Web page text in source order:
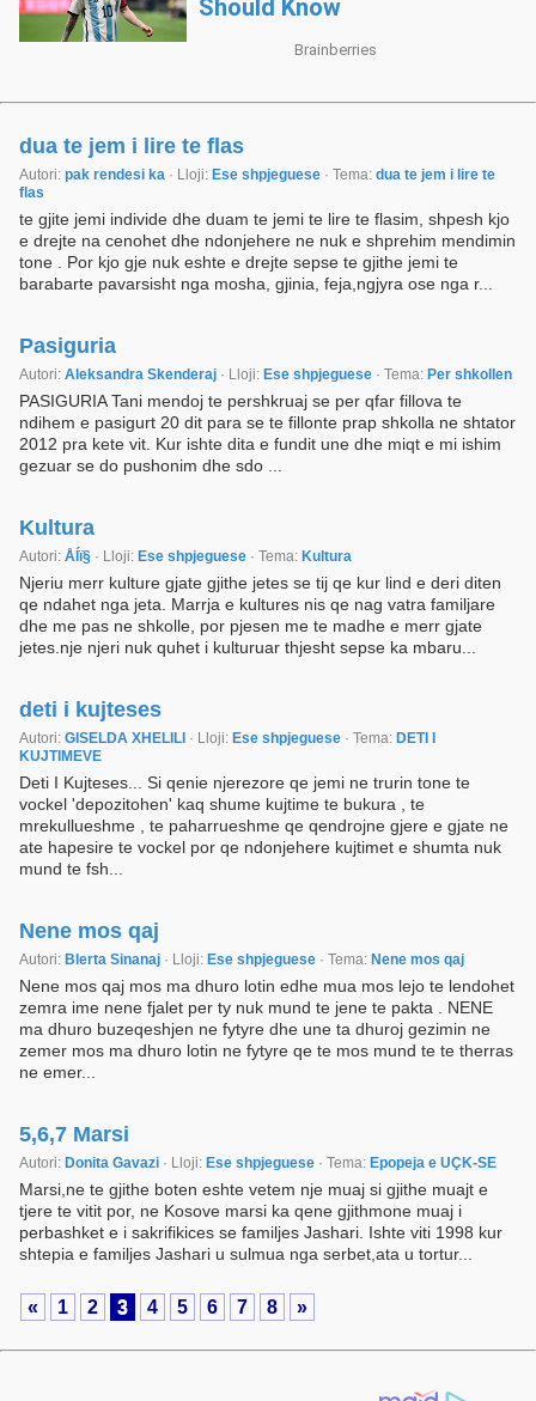
dua te jem i lire te flas
Autori: pak rendesi ka · Lloji: Ese shpjeguese · Tema: dua te jem i lire te
flas
te gjite jemi individe dhe duam te jemi te lire te flasim, shpesh kjo
e drejte na cenohet dhe ndonjehere ne nuk e shprehim mendimin
tone . Por kjo gje nuk eshte e drejte sepse te gjithe jemi te
barabarte pavarsisht nga mosha, gjinia, feja,ngjyra ose nga r...
Pasiguria
Autori: Aleksandra Skenderaj · Lloji: Ese shpjeguese · Tema: Per shkollen
PASIGURIA Tani mendoj te pershkruaj se per qfar fillova te
ndihem e pasigurt 20 dit para se te fillonte prap shkolla ne shtator
2012 pra kete vit. Kur ishte dita e fundit une dhe miqt e mi ishim
gezuar se do pushonim dhe sdo ...
Kultura
Autori: Åĺï§ · Lloji: Ese shpjeguese · Tema: Kultura
Njeriu merr kulture gjate gjithe jetes se tij qe kur lind e deri diten
qe ndahet nga jeta. Marrja e kultures nis qe nag vatra familjare
dhe me pas ne shkolle, por pjesen me te madhe e merr gjate
jetes.nje njeri nuk quhet i kulturuar thjesht sepse ka mbaru...
deti i kujteses
Autori: GISELDA XHELILI · Lloji: Ese shpjeguese · Tema: DETI I
KUJTIMEVE
Deti I Kujteses... Si qenie njerezore qe jemi ne trurin tone te
vockel 'depozitohen' kaq shume kujtime te bukura , te
mrekullueshme , te paharrueshme qe qendrojne gjere e gjate ne
ate hapesire te vockel por qe ndonjehere kujtimet e shumta nuk
mund te fsh...
Nene mos qaj
Autori: Blerta Sinanaj · Lloji: Ese shpjeguese · Tema: Nene mos qaj
Nene mos qaj mos ma dhuro lotin edhe mua mos lejo te lendohet
zemra ime nene fjalet per ty nuk mund te jene te pakta . NENE
ma dhuro buzeqeshjen ne fytyre dhe une ta dhuroj gezimin ne
zemer mos ma dhuro lotin ne fytyre qe te mos mund te te therras
ne emer...
5,6,7 Marsi
Autori: Donita Gavazi · Lloji: Ese shpjeguese · Tema: Epopeja e UÇK-SE
Marsi,ne te gjithe boten eshte vetem nje muaj si gjithe muajt e
tjere te vitit por, ne Kosove marsi ka qene gjithmone muaj i
perbashket e i sakrifikices se familjes Jashari. Ishte viti 1998 kur
shtepia e familjes Jashari u sulmua nga serbet,ata u tortur...
« 1 2 3 4 5 6 7 8 »